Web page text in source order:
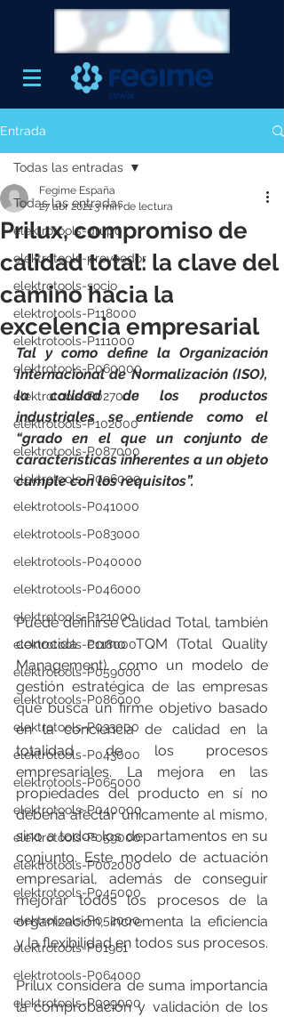
Entrada
Todas las entradas
elektrotools-grupo
elektrotools-proveedor
elektrotools-socio
elektrotools-P118000
elektrotools-P111000
elektrotools-P060000
elektrotools-P027000
elektrotools-P102000
elektrotools-P087000
elektrotools-P096000
elektrotools-P041000
elektrotools-P083000
elektrotools-P040000
elektrotools-P046000
elektrotools-P121000
elektrotools-P118000
elektrotools-P059000
elektrotools-P086000
elektrotools-P033000
elektrotools-P043000
elektrotools-P065000
elektrotools-P040000
elektrotools-P059000
elektrotools-P002000
elektrotools-P045000
elektrotools-P052000
elektrotools-P01961
elektrotools-P064000
elektrotools-P099000
Todas las entradas
Prilux, compromiso de
calidad total: la clave del
camino hacia la
excelencia empresarial
Fegime España
27 abr 20213 min de lectura
Tal y como define la Organización
Internacional de Normalización (ISO),
la calidad de los productos
industriales se entiende como el
“grado en el que un conjunto de
características inherentes a un objeto
cumple con los requisitos”.
Puede definirse Calidad Total, también
conocida como TQM (Total Quality
Management), como un modelo de
gestión estratégica de las empresas
que busca un firme objetivo basado
en la conciencia de calidad en la
totalidad de los procesos
empresariales. La mejora en las
propiedades del producto en sí no
debería afectar únicamente al mismo,
sino a todos los departamentos en su
conjunto. Este modelo de actuación
empresarial, además de conseguir
mejorar todos los procesos de la
organización, incrementa la eficiencia
y la flexibilidad en todos sus procesos.
Prilux considera de suma importancia
la comprobación y validación de los